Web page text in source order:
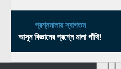
প্রশ্নমালায় স্বাগতম
আসুন বিজ্ঞানের প্রশ্নে মালা গাঁথি!